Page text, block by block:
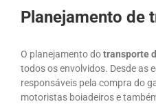
Planejamento de
O planejamento dotransporte
todos os envolvidos. Desde as
responsáveis pela compra do
motoristas boiadeiros e